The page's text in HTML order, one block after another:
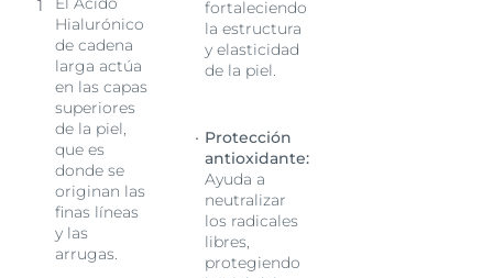
Hialurónico
de cadena
larga actúa
en las capas
superiores
de la piel,
que es
donde se
originan las
finas líneas
y las
arrugas.
fortaleciendo
la estructura
y elasticidad
de la piel.
Protección
antioxidante:
Ayuda a
neutralizar
los radicales
libres,
protegiendo